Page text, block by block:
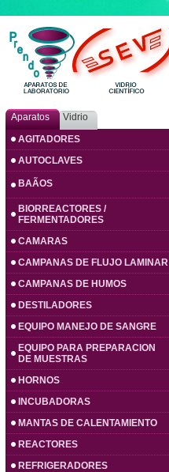
Aparatos
Vidrio
AGITADORES
AUTOCLAVES
BAÃOS
BIORREACTORES /
FERMENTADORES
CAMARAS
CAMPANAS DE FLUJO LAMINAR
CAMPANAS DE HUMOS
DESTILADORES
EQUIPO MANEJO DE SANGRE
EQUIPO PARA PREPARACION
DE MUESTRAS
HORNOS
INCUBADORAS
MANTAS DE CALENTAMIENTO
REACTORES
REFRIGERADORES